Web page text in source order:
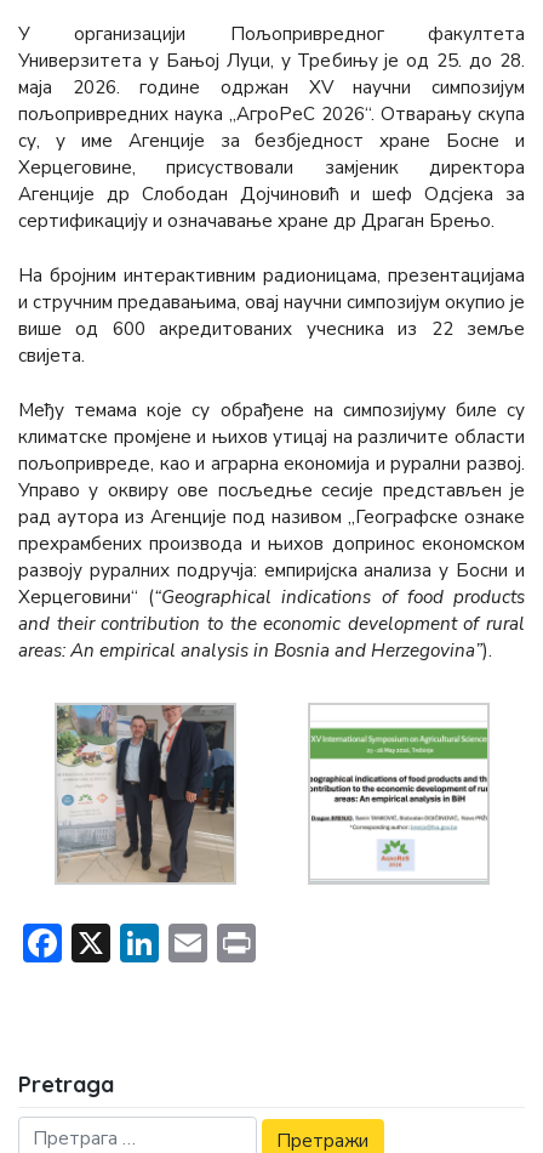
У организацији Пољопривредног факултета
Универзитета у Бањој Луци, у Требињу је од 25. до 28.
маја 2026. године одржан XV научни симпозијум
пољопривредних наука „АгроРеС 2026“. Отварању скупа
су, у име Агенције за безбједност хране Босне и
Херцеговине, присуствовали замјеник директора
Агенције др Слободан Дојчиновић и шеф Одсјека за
сертификацију и означавање хране др Драган Брењо.
На бројним интерактивним радионицама, презентацијама
и стручним предавањима, овај научни симпозијум окупио је
више од 600 акредитованих учесника из 22 земље
свијета.
Међу темама које су обрађене на симпозијуму биле су
климатске промјене и њихов утицај на различите области
пољопривреде, као и аграрна економија и рурални развој.
Управо у оквиру ове посљедње сесије представљен је
рад аутора из Агенције под називом „Географске ознаке
прехрамбених производа и њихов допринос економском
развоју руралних подручја: емпиријска анализа у Босни и
Херцеговини“ (“Geographical indications of food products
and their contribution to the economic development of rural
areas: An empirical analysis in Bosnia and Herzegovina”).
Facebook
X LinkedIn
Email
Pretraga